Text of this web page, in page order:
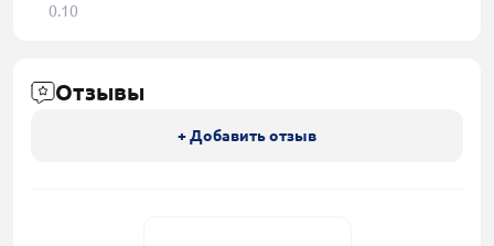
0.10
Отзывы
+ Добавить отзыв